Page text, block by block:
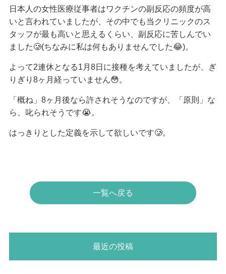
日本人の女性医療従事者はワクチンの副反応の頻度が高
いと言われていましたが、その中でも当クリニックのス
タッフが最も高いと思えるくらい、副反応に苦しんでい
ました🥲(ちなみに私は何もありませんでした😂)。
よって2連休となる1月8日に接種を考えていましたが、ぎ
りぎり8ヶ月経っていません😳。
「概ね」8ヶ月後なら許されそうなのですが、「原則」な
ら、叱られそうです😭。
はっきりとした定義を示して欲しいです🥲。
一覧へ戻る
最近の投稿